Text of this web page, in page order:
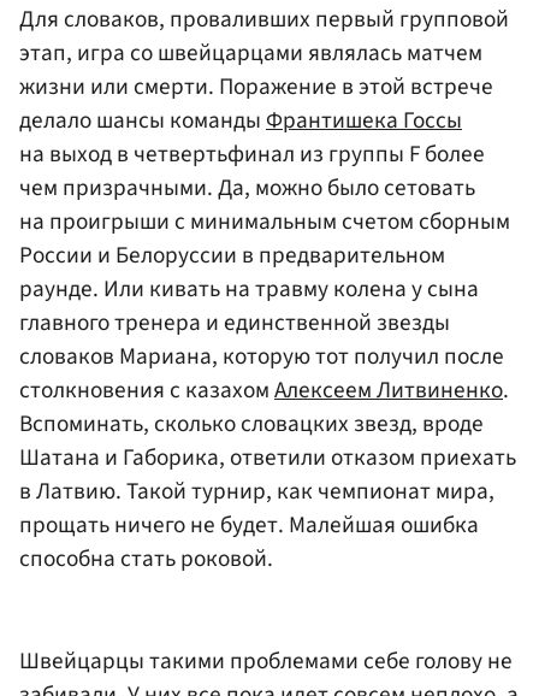
Для словаков, проваливших первый групповой
этап, игра со швейцарцами являлась матчем
жизни или смерти. Поражение в этой встрече
делало шансы команды Франтишека Госсы
на выход в четвертьфинал из группы F более
чем призрачными. Да, можно было сетовать
на проигрыши с минимальным счетом сборным
России и Белоруссии в предварительном
раунде. Или кивать на травму колена у сына
главного тренера и единственной звезды
словаков Мариана, которую тот получил после
столкновения с казахомАлексеем Литвиненко.
Вспоминать, сколько словацких звезд, вроде
Шатана и Габорика, ответили отказом приехать
в Латвию. Такой турнир, как чемпионат мира,
прощать ничего не будет. Малейшая ошибка
способна стать роковой.
Швейцарцы такими проблемами себе голову не